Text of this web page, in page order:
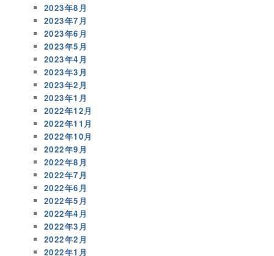
2023年8月
2023年7月
2023年6月
2023年5月
2023年4月
2023年3月
2023年2月
2023年1月
2022年12月
2022年11月
2022年10月
2022年9月
2022年8月
2022年7月
2022年6月
2022年5月
2022年4月
2022年3月
2022年2月
2022年1月